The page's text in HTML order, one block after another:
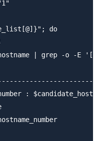
do
| grep -o -E
: